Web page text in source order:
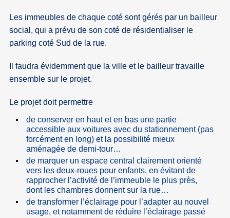
Les immeubles de chaque coté sont gérés par un bailleur
social, qui a prévu de son coté de résidentialiser le
parking coté Sud de la rue.
Il faudra évidemment que la ville et le bailleur travaille
ensemble sur le projet.
Le projet doit permettre
de conserver en haut et en bas une partie
accessible aux voitures avec du stationnement (pas
forcément en long) et la possibilité mieux
aménagée de demi-tour…
de marquer un espace central clairement orienté
vers les deux-roues pour enfants, en évitant de
rapprocher l’activité de l’immeuble le plus près,
dont les chambres donnent sur la rue…
de transformer l’éclairage pour l’adapter au nouvel
usage, et notamment de réduire l’éclairage passé